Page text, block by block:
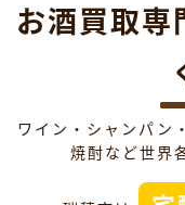
お酒買取専
ワイン・シャンパン
焼酎など世界